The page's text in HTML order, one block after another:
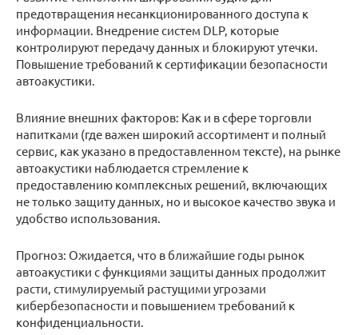
предотвращения несанкционированного доступа к
информации. Внедрение систем DLP, которые
контролируют передачу данных и блокируют утечки.
Повышение требований к сертификации безопасности
автоакустики.
Влияние внешних факторов: Как и в сфере торговли
напитками (где важен широкий ассортимент и полный
сервис, как указано в предоставленном тексте), на рынке
автоакустики наблюдается стремление к
предоставлению комплексных решений, включающих
не только защиту данных, но и высокое качество звука и
удобство использования.
Прогноз: Ожидается, что в ближайшие годы рынок
автоакустики с функциями защиты данных продолжит
расти, стимулируемый растущими угрозами
кибербезопасности и повышением требований к
конфиденциальности.